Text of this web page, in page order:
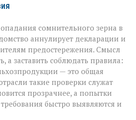
сомнительного зерна в
аннулирует декларации и
предостережения. Смысл
а заставить соблюдать правила:
— это общая
такие проверки служат
прозрачнее, а попытки
быстро выявляются и